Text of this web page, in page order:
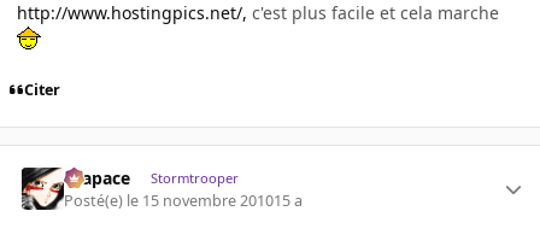
http://www.hostingpics.net/, c'est plus facile et cela marche
Citer
Krapace Stormtrooper
Posté(e) le 15 novembre 201015 a